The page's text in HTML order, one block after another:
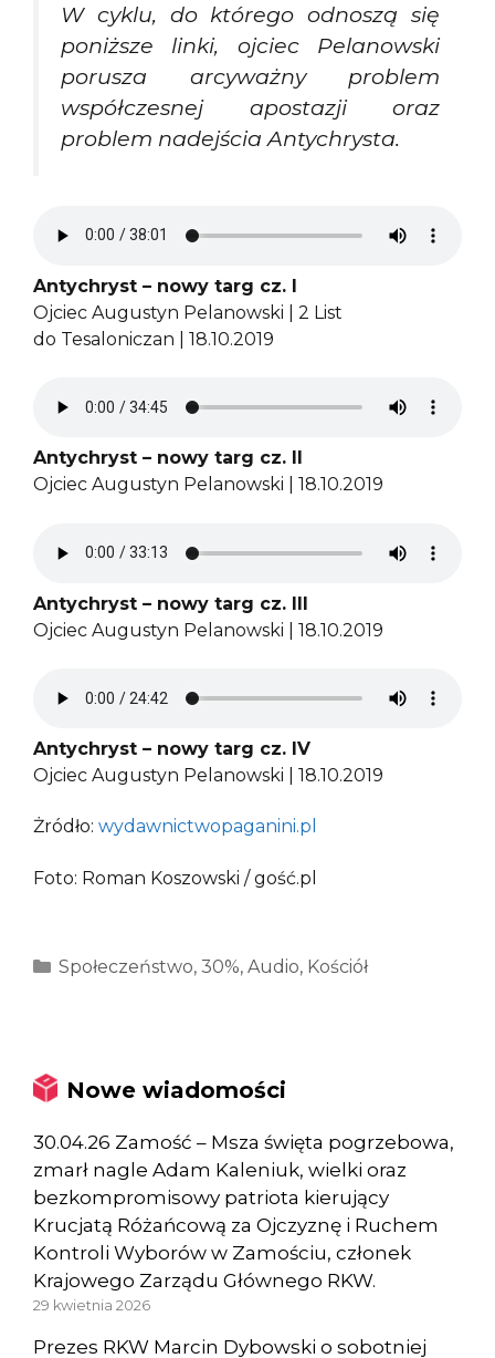
W cyklu, do którego odnoszą się
poniższe linki, ojciec Pelanowski
porusza arcyważny problem
współczesnej apostazji oraz
problem nadejścia Antychrysta.
Antychryst – nowy targ cz. I
Ojciec Augustyn Pelanowski | 2 List
do Tesaloniczan | 18.10.2019
Antychryst – nowy targ cz. II
Ojciec Augustyn Pelanowski | 18.10.2019
Antychryst – nowy targ cz. III
Ojciec Augustyn Pelanowski | 18.10.2019
Antychryst – nowy targ cz. IV
Ojciec Augustyn Pelanowski | 18.10.2019
Żródło: wydawnictwopaganini.pl
Foto: Roman Koszowski / gość.pl
Kategorie
Społeczeństwo, 30%, Audio, Kościół
Nowe wiadomości
30.04.26 Zamość – Msza święta pogrzebowa,
zmarł nagle Adam Kaleniuk, wielki oraz
bezkompromisowy patriota kierujący
Krucjatą Różańcową za Ojczyznę i Ruchem
Kontroli Wyborów w Zamościu, członek
Krajowego Zarządu Głównego RKW.
29 kwietnia 2026
Prezes RKW Marcin Dybowski o sobotniej